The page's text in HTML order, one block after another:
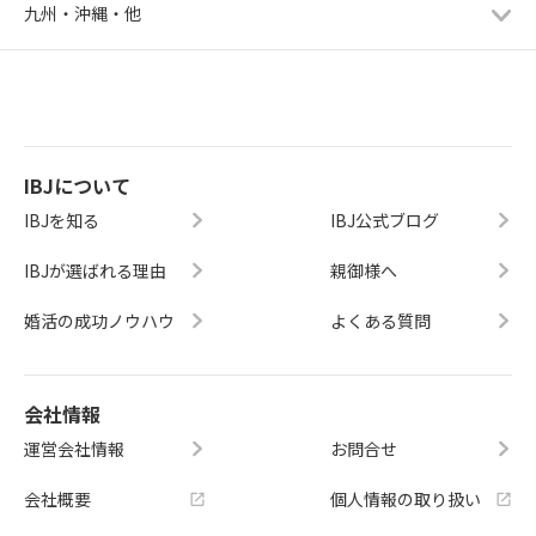
九州・沖縄・他
IBJについて
IBJを知る
IBJが選ばれる理由
婚活の成功ノウハウ
IBJ公式ブログ
親御様へ
よくある質問
会社情報
運営会社情報
会社概要
お問合せ
個人情報の取り扱い